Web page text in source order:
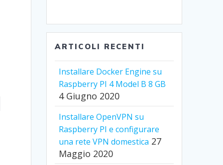
ARTICOLI RECENTI
Installare Docker Engine su
Raspberry PI 4 Model B 8 GB
4 Giugno 2020
Installare OpenVPN su
Raspberry PI e configurare
una rete VPN domestica 27
Maggio 2020